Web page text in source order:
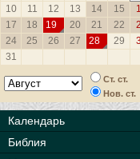
10
11 12 13 14 15
17
18 19 20 21 22
24
25 26 27 28 29
31
Ст. ст.
Нов. ст.
Календарь
Библия